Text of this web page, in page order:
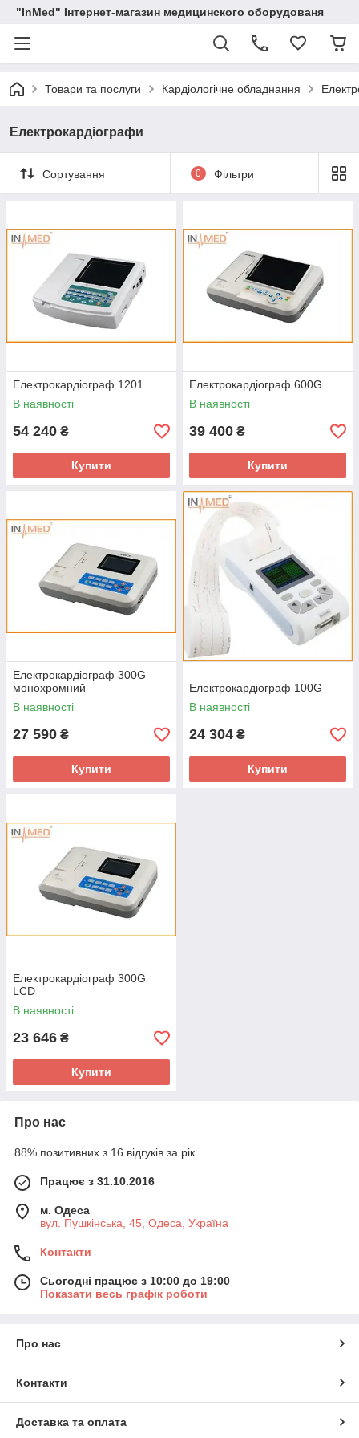
"InMed" Інтернет-магазин медицинского оборудованя
Товари та послуги Кардіологічне обладнання
Електрокардіографи
Сортування 0 Фільтри
Електрокардіограф 1201
В наявності
54 240 ₴
Купити
Електрокардіограф 600G
В наявності
39 400 ₴
Купити
Електрокардіограф 300G
монохромний
В наявності
27 590 ₴
Купити
Електрокардіограф 100G
В наявності
24 304 ₴
Купити
Електрокардіограф 300G
LCD
В наявності
23 646 ₴
Купити
Про нас
88% позитивних з 16 відгуків за рік
Працює з 31.10.2016
м. Одеса
вул. Пушкінська, 45, Одеса, Україна
Контакти
Сьогодні працює з 10:00 до 19:00
Показати весь графік роботи
Про нас
Контакти
Доставка та оплата